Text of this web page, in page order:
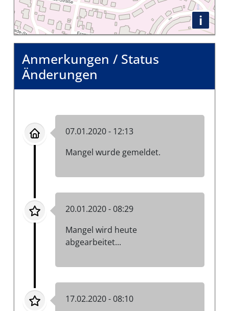
i
Anmerkungen / Status
Änderungen
07.01.2020 - 12:13
Mangel wurde gemeldet.
20.01.2020 - 08:29
Mangel wird heute
abgearbeitet...
17.02.2020 - 08:10